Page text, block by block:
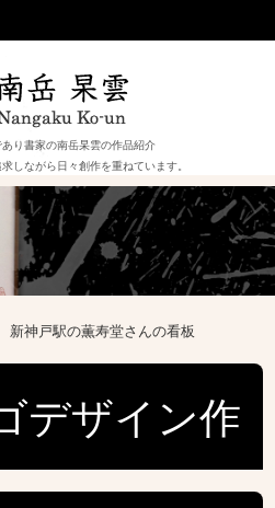
り書家の南岳杲雲の作品紹介
しながら日々創作を重ねています。
新神戸駅の薫寿堂さんの看板
デザイン作